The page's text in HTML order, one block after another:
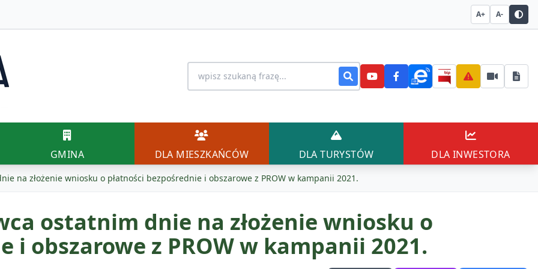
A+ A-
Wyszukiwanie na stronie
GMINA
GMINA DLA MIESZKAŃCÓW
DLA MIESZKAŃCÓW DLA TURYSTÓW
DLA TURYSTÓW DLA INWESTORA
DLA
na złożenie wniosku o płatności bezpośrednie i obszarowe z PROW w kampanii 2021.
ostatnim dnie na złożenie wniosku o
i obszarowe z PROW w kampanii 2021.